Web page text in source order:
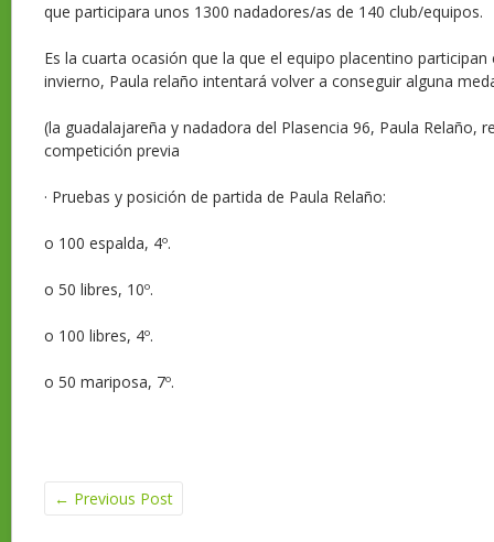
que participara unos 1300 nadadores/as de 140 club/equipos.
Es la cuarta ocasión que la que el equipo placentino
invierno, Paula relaño intentará volver a conseguir alguna
(la guadalajareña y nadadora del Plasencia 96, Paula Relaño,
competición previa
· Pruebas y posición de partida de Paula Relaño:
o 100 espalda, 4º.
o 50 libres, 10º.
o 100 libres, 4º.
o 50 mariposa, 7º.
← Previous Post